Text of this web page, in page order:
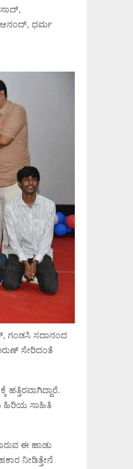
ಆನಂದ್, ಧರ್ಮ
ಗಂಡಸಿ ಸದಾನಂದ
ಸೇರಿದಂತೆ
ಹಿರಿಯ ಸಾಹಿತಿ
ಈ ಹಾಡು
ನೀಡಿತ್ತೇ‌ನೆ